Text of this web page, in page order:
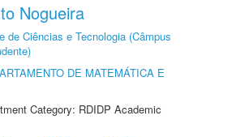
Nogueira
de Ciências e Tecnologia (Câmpus
DE MATEMÁTICA E
Category: RDIDP Academic